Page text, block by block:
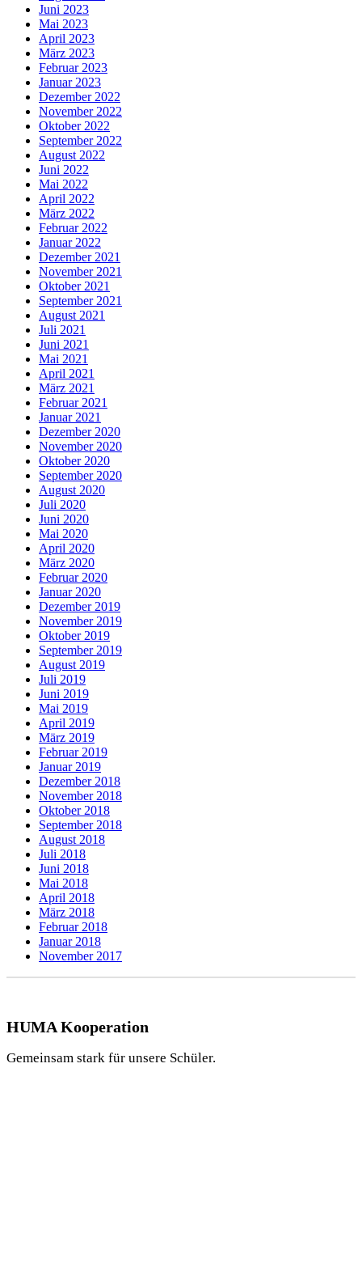
Juni 2023
Mai 2023
April 2023
März 2023
Februar 2023
Januar 2023
Dezember 2022
November 2022
Oktober 2022
September 2022
August 2022
Juni 2022
Mai 2022
April 2022
März 2022
Februar 2022
Januar 2022
Dezember 2021
November 2021
Oktober 2021
September 2021
August 2021
Juli 2021
Juni 2021
Mai 2021
April 2021
März 2021
Februar 2021
Januar 2021
Dezember 2020
November 2020
Oktober 2020
September 2020
August 2020
Juli 2020
Juni 2020
Mai 2020
April 2020
März 2020
Februar 2020
Januar 2020
Dezember 2019
November 2019
Oktober 2019
September 2019
August 2019
Juli 2019
Juni 2019
Mai 2019
April 2019
März 2019
Februar 2019
Januar 2019
Dezember 2018
November 2018
Oktober 2018
September 2018
August 2018
Juli 2018
Juni 2018
Mai 2018
April 2018
März 2018
Februar 2018
Januar 2018
November 2017
HUMA Kooperation
Gemeinsam stark für unsere Schüler.